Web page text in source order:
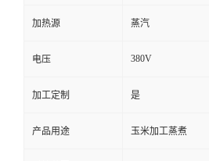
加热源 蒸汽
电压 380V
加工定制 是
产品用途 玉米加工蒸煮